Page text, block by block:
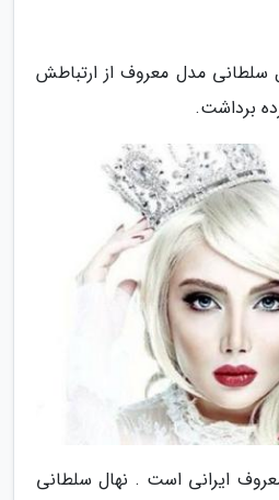
سلطانی مدل معروف از ارتباطش
برداشت.
ایرانی است . نهال سلطانی